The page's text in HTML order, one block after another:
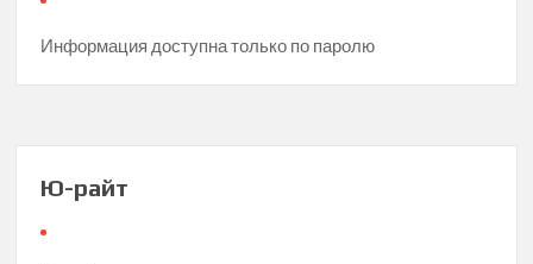
Информация доступна только по паролю
Ю-райт